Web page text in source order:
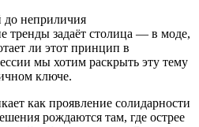
неприличия
тренды задаёт столица — в моде,
ли этот принцип в
мы хотим раскрыть эту тему
ключе.
как проявление солидарности
рождаются там, где острее